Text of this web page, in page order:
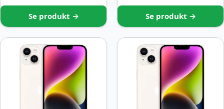
Se produkt → Se produkt →